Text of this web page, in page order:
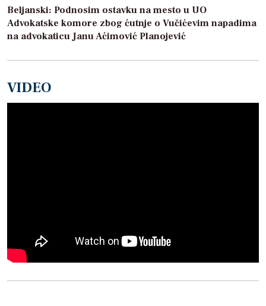
Beljanski: Podnosim ostavku na mesto u UO
Advokatske komore zbog ćutnje o Vučićevim napadima
na advokaticu Janu Aćimović Planojević
VIDEO